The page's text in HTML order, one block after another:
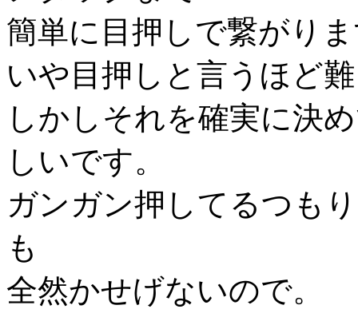
簡単に目押しで繋がり
いや目押しと言うほど
しかしそれを確実に決
しいです。
ガンガン押してるつも
も
全然かせげないので。